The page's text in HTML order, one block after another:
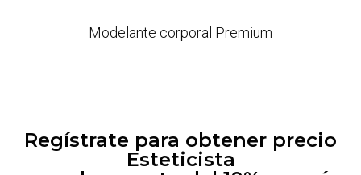
Modelante corporal Premium
Regístrate para obtener precio
Esteticista